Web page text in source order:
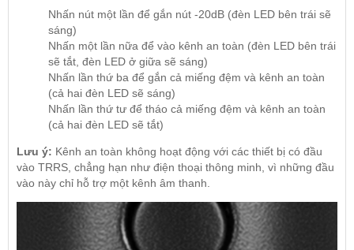
Nhấn nút một lần để gắn nút -20dB (đèn LED bên trái sẽ
sáng)
Nhấn một lần nữa để vào kênh an toàn (đèn LED bên trái
sẽ tắt, đèn LED ở giữa sẽ sáng)
Nhấn lần thứ ba để gắn cả miếng đệm và kênh an toàn
(cả hai đèn LED sẽ sáng)
Nhấn lần thứ tư để tháo cả miếng đệm và kênh an toàn
(cả hai đèn LED sẽ tắt)
Lưu ý: Kênh an toàn không hoạt động với các thiết bị có đầu
vào TRRS, chẳng hạn như điện thoại thông minh, vì những đầu
vào này chỉ hỗ trợ một kênh âm thanh.